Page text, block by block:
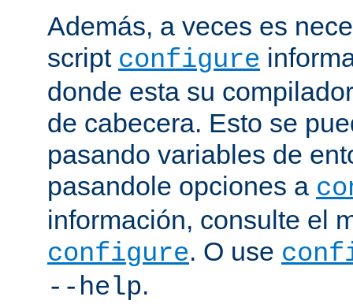
Además, a veces es
script configure
donde esta su
de cabecera. Esto se
pasando variables de
pasandole opciones a
información, consulte el
configure. O use
--help.